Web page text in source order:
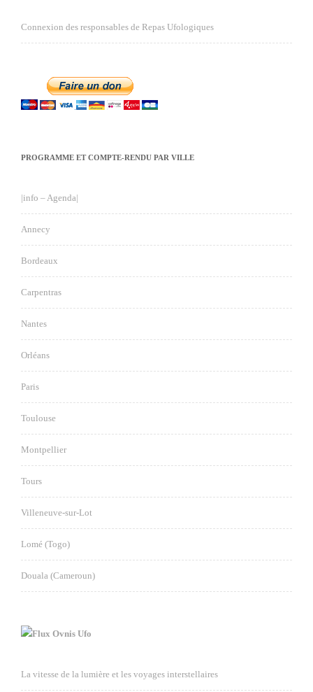
Connexion des responsables de Repas Ufologiques
PROGRAMME ET COMPTE-RENDU PAR VILLE
|info – Agenda|
Annecy
Bordeaux
Carpentras
Nantes
Orléans
Paris
Toulouse
Montpellier
Tours
Villeneuve-sur-Lot
Lomé (Togo)
Douala (Cameroun)
Ovnis Ufo
La vitesse de la lumière et les voyages interstellaires